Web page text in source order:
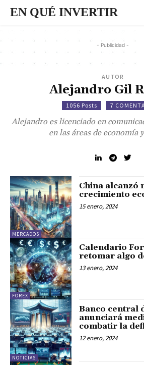
EN QUÉ INVERTIR
- Publicidad -
AUTOR
Alejandro Gil
1056 Posts 7
Alejandro es licenciado en
en las áreas de economía
MERCADOS
China alcanzó
crecimiento
15 enero, 2024
FOREX
Calendario
retomar algo
13 enero, 2024
NOTICIAS
Banco central
anunciará
combatir la
12 enero, 2024